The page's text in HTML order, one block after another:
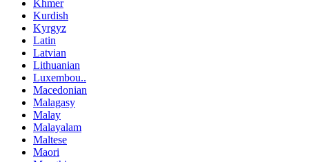
Khmer
Kurdish
Kyrgyz
Latin
Latvian
Lithuanian
Luxembou..
Macedonian
Malagasy
Malay
Malayalam
Maltese
Maori